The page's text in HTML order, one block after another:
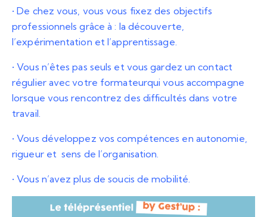
• De chez vous, vous vous fixez des objectifs
professionnels grâce à : la découverte,
l’expérimentation et l’apprentissage.
• Vous n’êtes pas seuls et vous gardez un contact
régulier avec votre formateurqui vous accompagne
lorsque vous rencontrez des difficultés dans votre
travail.
• Vous développez vos compétences en autonomie,
rigueur et sens de l’organisation.
• Vous n’avez plus de soucis de mobilité.